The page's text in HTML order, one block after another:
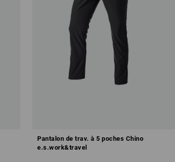
Pantalon de trav. à 5 poches Chino
e.s.work&travel